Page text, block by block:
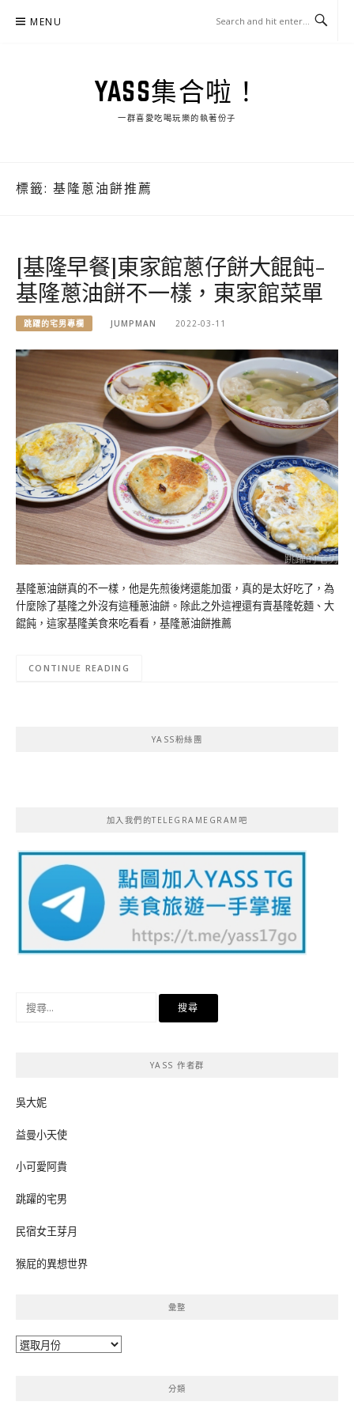
MENU
YASS集合啦！
一群喜愛吃喝玩樂的執著份子
標籤: 基隆蔥油餅推薦
[基隆早餐]東家館蔥仔餅大餛飩-
基隆蔥油餅不一樣，東家館菜單
跳躍的宅男專欄 JUMPMAN 2022-03-11
基隆蔥油餅真的不一樣，他是先煎後烤還能加蛋，真的是太好吃了，為
什麼除了基隆之外沒有這種蔥油餅。除此之外這裡還有賣基隆乾麵、大
餛飩，這家基隆美食來吃看看，基隆蔥油餅推薦
CONTINUE READING
YASS粉絲團
加入我們的TELEGRAMEGRAM吧
YASS 作者群
吳大妮
益曼小天使
小可愛阿貴
跳躍的宅男
民宿女王芽月
猴屁的異想世界
彙整
彙
分類